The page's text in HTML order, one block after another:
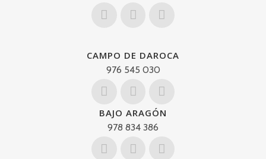
CAMPO DE DAROCA
976 545 030
BAJO ARAGÓN
978 834 386